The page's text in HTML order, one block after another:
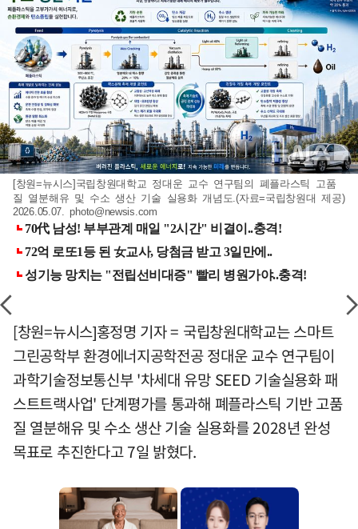
[창원=뉴시스]국립창원대학교 정대운 교수 연구팀의 폐플라스틱 고품
질 열분해유 및 수소 생산 기술 실용화 개념도.(자료=국립창원대 제공)
2026.05.07.photo@newsis.com
[창원=뉴시스]홍정명 기자 = 국립창원대학교는 스마트
그린공학부 환경에너지공학전공 정대운 교수 연구팀이
과학기술정보통신부 '차세대 유망 SEED 기술실용화 패
스트트랙사업' 단계평가를 통과해 폐플라스틱 기반 고품
질 열분해유 및 수소 생산 기술 실용화를 2028년 완성
목표로 추진한다고 7일 밝혔다.